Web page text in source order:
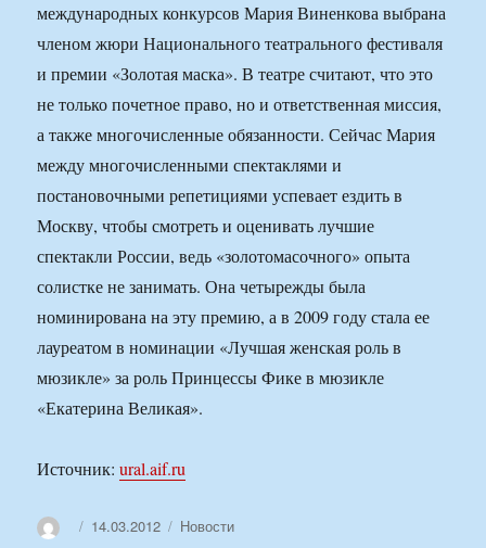
международных конкурсов Мария Виненкова выбрана
членом жюри Национального театрального фестиваля
и премии «Золотая маска». В театре считают, что это
не только почетное право, но и ответственная миссия,
а также многочисленные обязанности. Сейчас Мария
между многочисленными спектаклями и
постановочными репетициями успевает ездить в
Москву, чтобы смотреть и оценивать лучшие
спектакли России, ведь «золотомасочного» опыта
солистке не занимать. Она четырежды была
номинирована на эту премию, а в 2009 году стала ее
лауреатом в номинации «Лучшая женская роль в
мюзикле» за роль Принцессы Фике в мюзикле
«Екатерина Великая».
Источник:ural.aif.ru
АвторОпубликовано
14.03.2012 Рубрики
Новости